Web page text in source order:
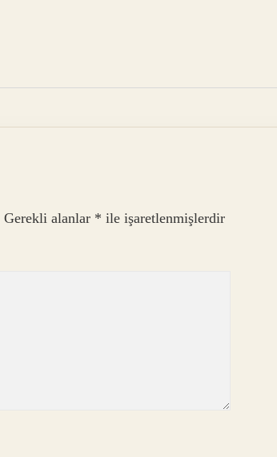
Gerekli alanlar * ile işaretlenmişlerdir